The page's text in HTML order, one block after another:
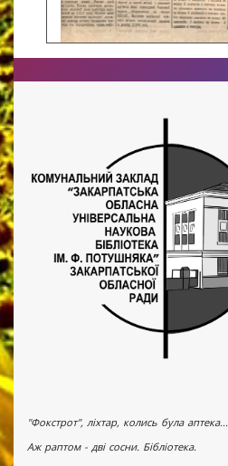
"Фокстрот", ліхтар, колись була аптека...
Аж раптом - дві сосни. Бібліотека.